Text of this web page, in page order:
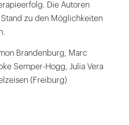
Die Autoren
zu den Möglichkeiten
Brandenburg, Marc
Semper-Hogg, Julia Vera
(Freiburg)